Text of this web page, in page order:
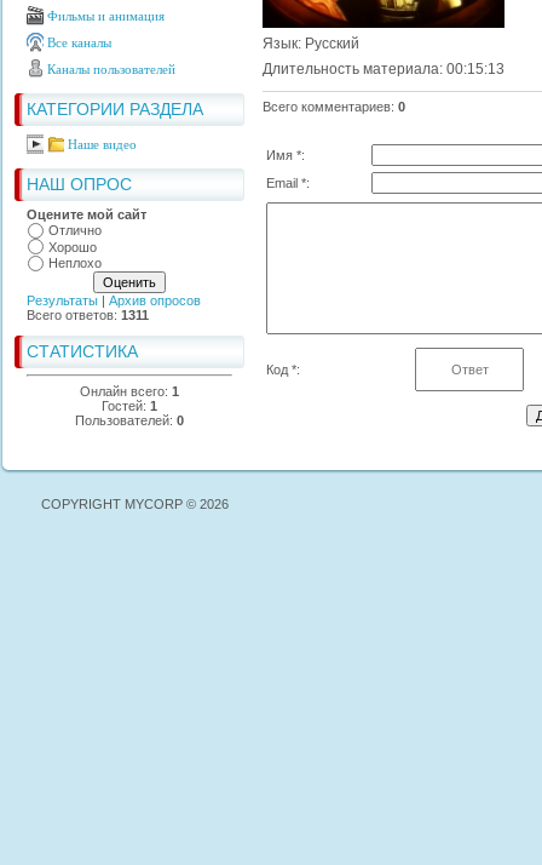
Фильмы и анимация
Все каналы
Каналы пользователей
КАТЕГОРИИ РАЗДЕЛА
Наше видео
НАШ ОПРОС
Оцените мой сайт
Отлично
Хорошо
Неплохо
Результаты | Архив опросов
Всего ответов: 1311
СТАТИСТИКА
Онлайн всего: 1
Гостей: 1
Пользователей: 0
Язык: Русский
Длительность материала: 00:15:13
Всего комментариев: 0
Имя *:
Email *:
Код *:
COPYRIGHT MYCORP © 2026